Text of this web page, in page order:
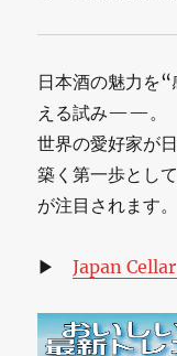
日本酒の魅力を
える試み——。
世界の愛好家が
築く第一歩とし
が注目されます。
▶Japan